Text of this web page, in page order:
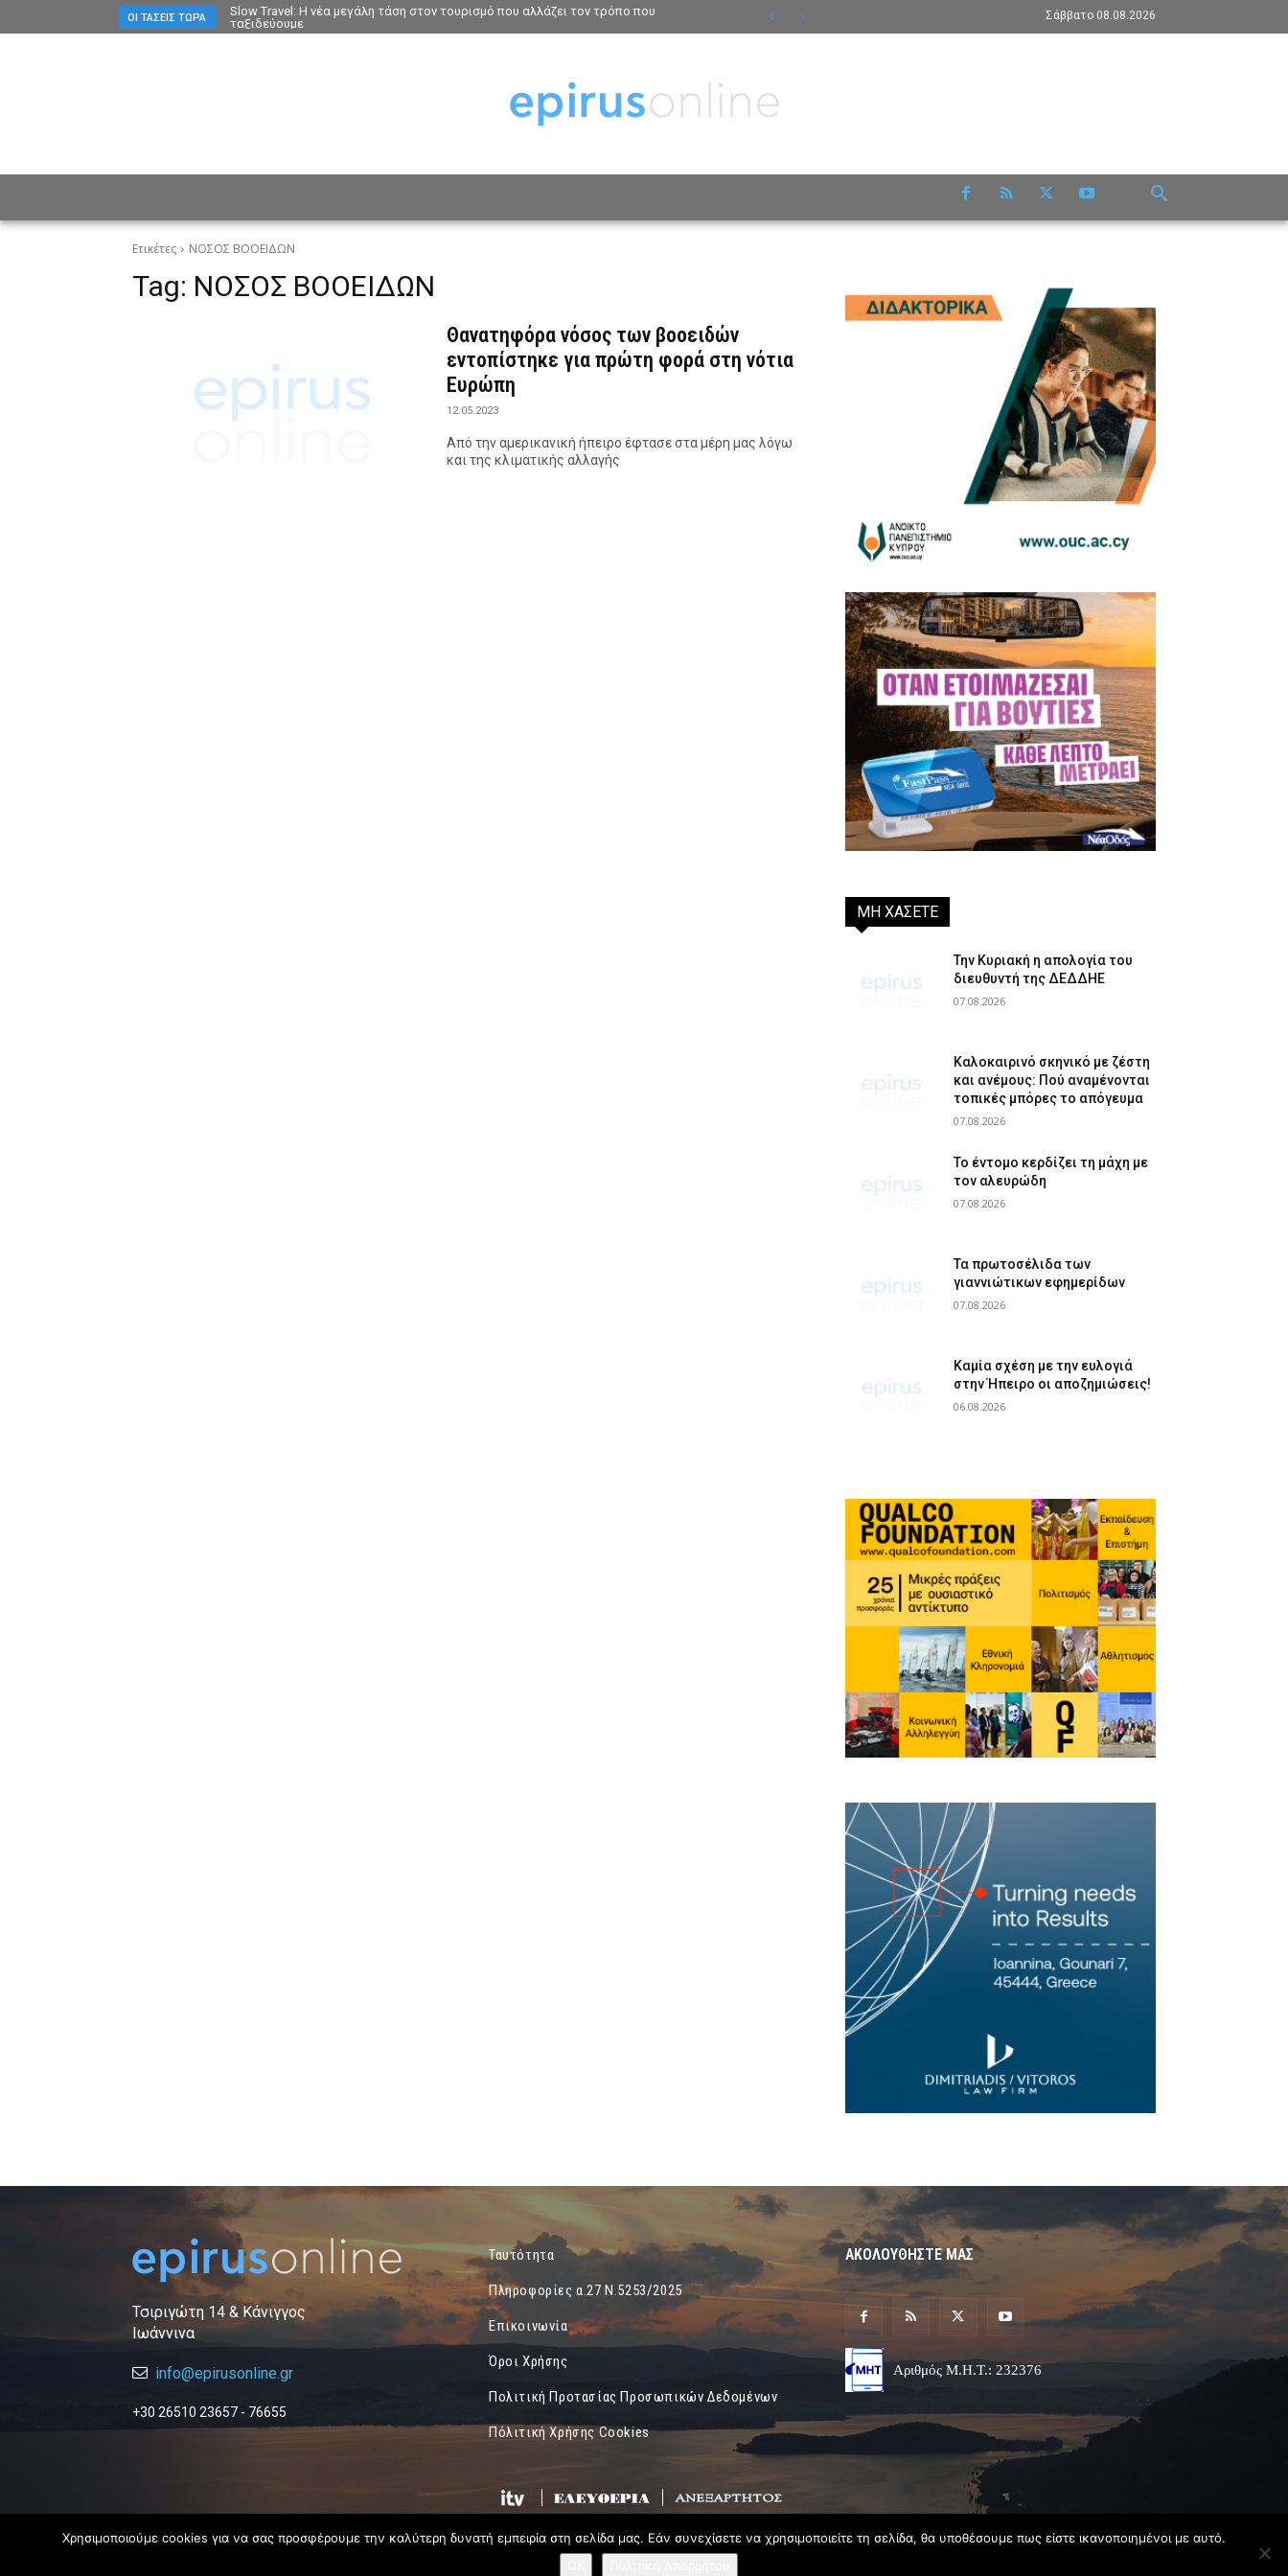
ΟΙ ΤΆΣΕΙΣ ΤΏΡΑ
Slow Travel: Η νέα μεγάλη τάση στον τουρισμό που αλλάζει τον τρόπο που
ταξιδεύουμε
Σάββατο 08.08.2026
Ετικέτες ΝΟΣΟΣ ΒΟΟΕΙΔΩΝ
Tag: ΝΟΣΟΣ ΒΟΟΕΙΔΩΝ
Θανατηφόρα νόσος των βοοειδών
εντοπίστηκε για πρώτη φορά στη νότια
Ευρώπη
12.05.2023
Από την αμερικανική ήπειρο έφτασε στα μέρη μας λόγω
και της κλιματικής αλλαγής
ΜΗ ΧΑΣΕΤΕ
Την Κυριακή η απολογία του
διευθυντή της ΔΕΔΔΗΕ
07.08.2026
Καλοκαιρινό σκηνικό με ζέστη
και ανέμους: Πού αναμένονται
τοπικές μπόρες το απόγευμα
07.08.2026
Το έντομο κερδίζει τη μάχη με
τον αλευρώδη
07.08.2026
Τα πρωτοσέλιδα των
γιαννιώτικων εφημερίδων
07.08.2026
Καμία σχέση με την ευλογιά
στην Ήπειρο οι αποζημιώσεις!
06.08.2026
Τσιριγώτη 14 & Κάνιγγος
Ιωάννινα
info@epirusonline.gr
+30 26510 23657 - 76655
Ταυτότητα
Πληροφορίες α.27 Ν.5253/2025
Επικοινωνία
Όροι Χρήσης
Πολιτική Προτασίας Προσωπικών Δεδομένων
Πόλιτική Χρήσης Cookies
ΑΚΟΛΟΥΘΗΣΤΕ ΜΑΣ
Αριθμός Μ.Η.Τ.: 232376
Χρησιμοποιούμε cookies για να σας προσφέρουμε την καλύτερη δυνατή εμπειρία στη σελίδα μας. Εάν συνεχίσετε να χρησιμοποιείτε τη σελίδα, θα υποθέσουμε πως είστε ικανοποιημένοι με αυτό.